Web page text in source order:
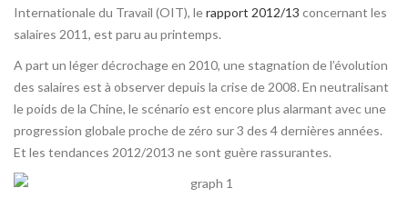
Internationale du Travail (OIT), lerapport 2012/13 concernant les
salaires 2011, est paru au printemps.
A part un léger décrochage en 2010, une stagnation de l’évolution
des salaires est à observer depuis la crise de 2008. En neutralisant
le poids de la Chine, le scénario est encore plus alarmant avec une
progression globale proche de zéro sur 3 des 4 dernières années.
Et les tendances 2012/2013 ne sont guère rassurantes.